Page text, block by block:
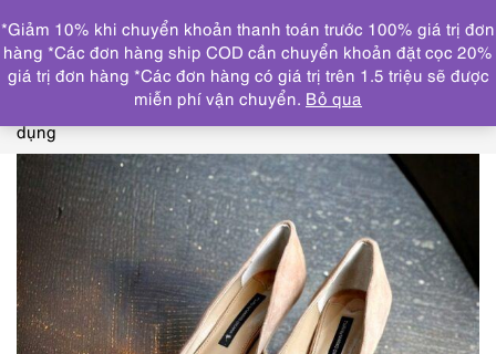
DANH MỤC
Trang chủ GIẦY, DÉP GIẦY DÉP NỮ
3955-Giầy nữ
Size 37-TSURU by MARIKO OIKAWA heels-Khá mới/Ít sử
dụng
*Giảm 10% khi chuyển khoản thanh toán trước 100% giá trị đơn
hàng *Các đơn hàng ship COD cần chuyển khoản đặt cọc 20%
giá trị đơn hàng *Các đơn hàng có giá trị trên 1.5 triệu sẽ được
miễn phí vận chuyển. Bỏ qua